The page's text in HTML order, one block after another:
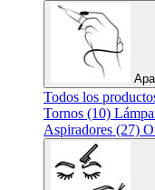
Todos los
Tornos (10)
Aspiradores (27)